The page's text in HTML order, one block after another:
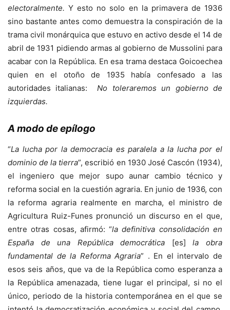
electoralmente.Y esto no solo en la primavera de 1936
sino bastante antes como demuestra la conspiración de la
trama civil monárquica que estuvo en activo desde el 14 de
abril de 1931 pidiendo armas al gobierno de Mussolini para
acabar con la República. En esa trama destaca Goicoechea
quien en el otoño de 1935 había confesado a las
autoridades italianas:No toleraremos un gobierno de
izquierdas.
A modo de epílogo
“La lucha por la democracia es paralela a la lucha por el
dominio de la tierra”, escribió en 1930 José Cascón (1934),
el ingeniero que mejor supo aunar cambio técnico y
reforma social en la cuestión agraria. En junio de 1936, con
la reforma agraria realmente en marcha, el ministro de
Agricultura Ruiz-Funes pronunció un discurso en el que,
entre otras cosas, afirmó: “la definitiva consolidación en
España de una República democrática [es]la obra
fundamental de la Reforma Agraria” . En el intervalo de
esos seis años, que va de la República como esperanza a
la República amenazada, tiene lugar el principal, si no el
único, periodo de la historia contemporánea en el que se